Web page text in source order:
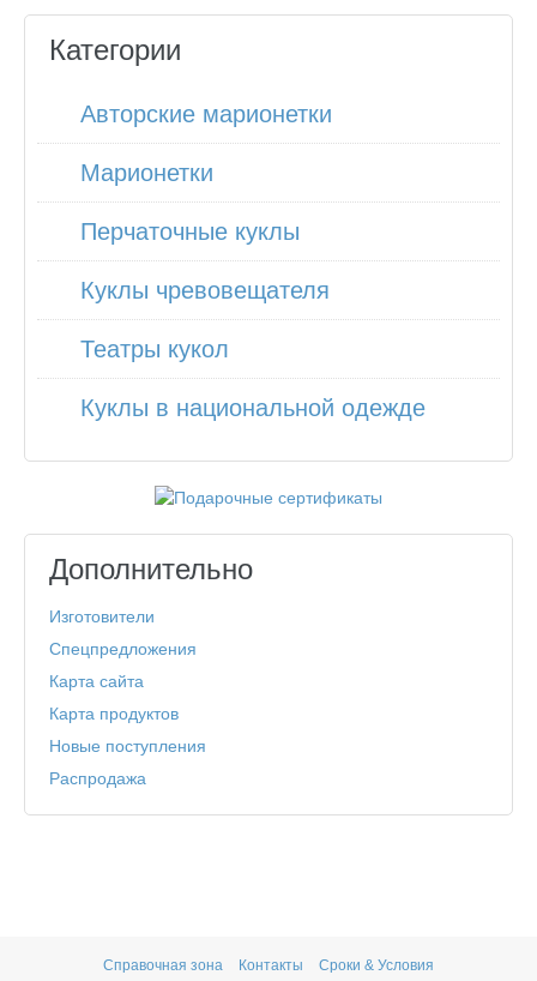
Категории
Авторские марионетки
Марионетки
Перчаточные куклы
Куклы чревовещателя
Театры кукол
Куклы в национальной одежде
Дополнительно
Изготовители
Спецпредложения
Карта сайта
Карта продуктов
Новые поступления
Распродажа
Справочная зона Контакты
Сроки & Условия